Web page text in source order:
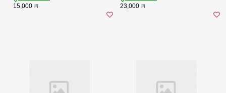
15,000 円 23,000 円